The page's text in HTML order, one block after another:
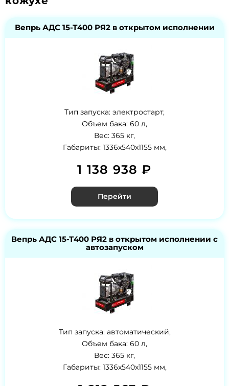
Вепрь АДС 15-Т400 РЯ2 в открытом исполнении
Тип запуска: электростарт,
Объем бака: 60 л,
Вес: 365 кг,
Габариты: 1336x540x1155 мм,
1 138 938 ₽
Перейти
Вепрь АДС 15-Т400 РЯ2 в открытом исполнении с
автозапуском
Тип запуска: автоматический,
Объем бака: 60 л,
Вес: 365 кг,
Габариты: 1336x540x1155 мм,